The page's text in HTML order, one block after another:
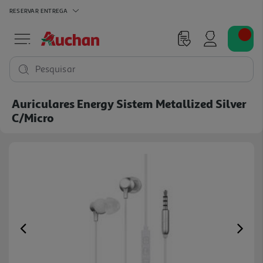
RESERVAR ENTREGA
Pesquisar
Auriculares Energy Sistem Metallized Silver
C/micro
Previous